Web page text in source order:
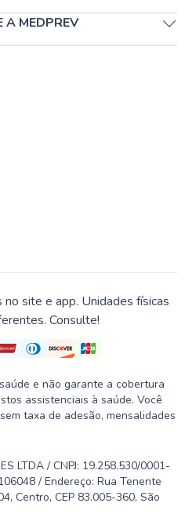
A MEDPREV
no site e app. Unidades físicas
Consulte!
e não garante a cobertura
assistenciais à saúde. Você
taxa de adesão, mensalidades
LTDA / CNPJ: 19.258.530/0001-
/ Endereço: Rua Tenente
Centro, CEP 83.005-360, São